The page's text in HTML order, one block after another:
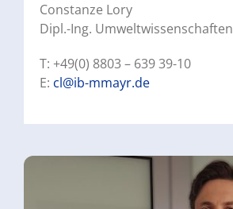
Constanze Lory
Dipl.-Ing. Umweltwissenschaften
T: +49(0) 8803 – 639 39-10
E: cl@ib-mmayr.de